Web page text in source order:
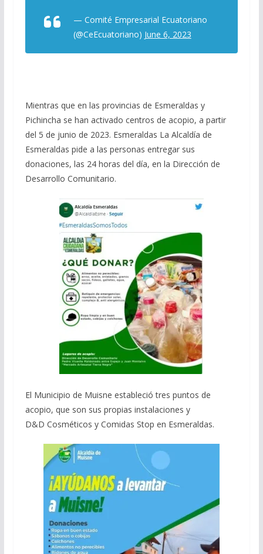
— Comité Empresarial Ecuatoriano
(@CeEcuatoriano) June 6, 2023
Mientras que en las provincias de Esmeraldas y
Pichincha se han activado centros de acopio, a partir
del 5 de junio de 2023. Esmeraldas La Alcaldía de
Esmeraldas pide a las personas entregar sus
donaciones, las 24 horas del día, en la Dirección de
Desarrollo Comunitario.
El Municipio de Muisne estableció tres puntos de
acopio, que son sus propias instalaciones y
D&D Cosméticos y Comidas Stop en Esmeraldas.